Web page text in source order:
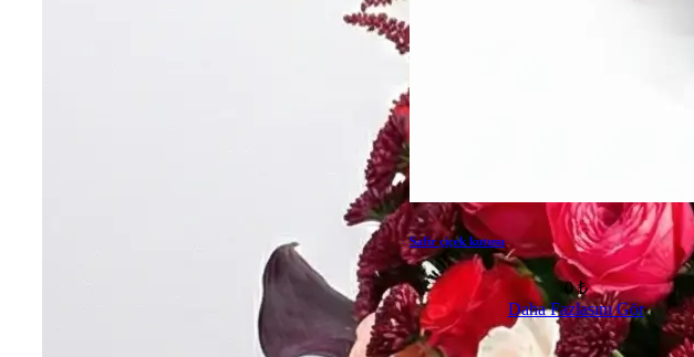
Safir çiçek kutusu
0 ₺
Daha Fazlasını Gör